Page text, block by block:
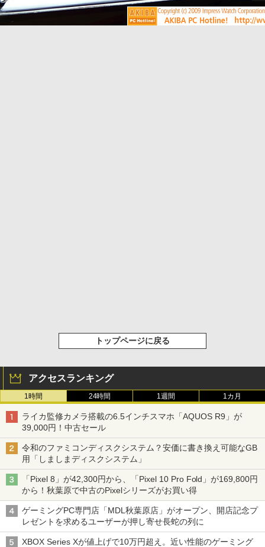
トップページに戻る
アクセスランキング
1時間 24時間 1週間 1カ月
ライカ監修カメラ搭載の6.5インチスマホ「AQUOS R9」が
39,000円！中古セール
令和のファミコンディスクシステム？安価に書き換え可能なGB
用「しましまディスクシステム」
「Pixel 8」が42,300円から、「Pixel 10 Pro Fold」が169,800円
から！秋葉原で中古のPixelシリーズがお買い得
ゲーミングPC専門店「MDL秋葉原店」がオープン、開店記念プ
レゼントを求めるユーザーが押し寄せ長蛇の列に
XBOX Series Xが値上げで10万円超え。近い性能のゲーミング